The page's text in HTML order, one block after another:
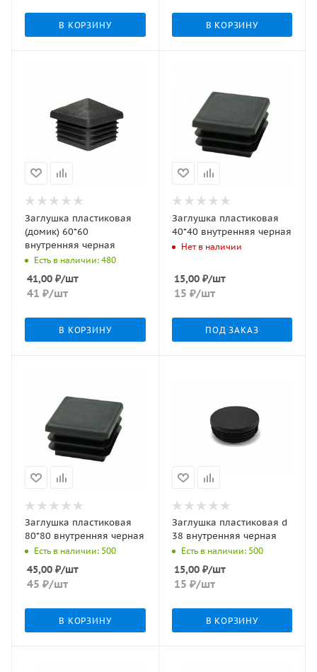
В КОРЗИНУ В КОРЗИНУ
Заглушка пластиковая
(домик) 60*60
внутренняя черная
Есть в наличии: 480
41,00 ₽/шт
41 ₽/шт
В КОРЗИНУ
Заглушка пластиковая
40*40 внутренняя черная
Нет в наличии
15,00₽/шт
15 ₽/шт
ПОД ЗАКАЗ
Заглушка пластиковая
80*80 внутренняя черная
Есть в наличии: 500
45,00 ₽/шт
45 ₽/шт
В КОРЗИНУ
Заглушка пластиковая d
38 внутренняя черная
Есть в наличии: 500
15,00₽/шт
15 ₽/шт
В КОРЗИНУ